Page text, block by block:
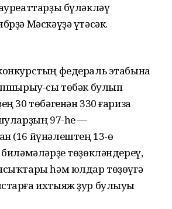
бүләкләү
Мәскәүҙә үтәсәк.
федераль этабына
сы төбәк булып
30 төбәгенән 330 ғариза
97-һе —
(16 йүнәлештең 13-ө
төҙөкләндереү,
һәм юлдар төҙөүгә
ихтыяж ҙур булыуы